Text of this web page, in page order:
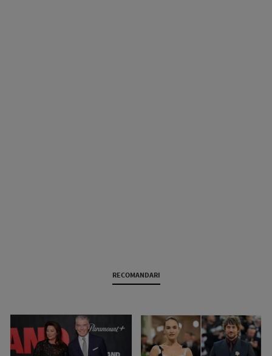
RECOMANDARI